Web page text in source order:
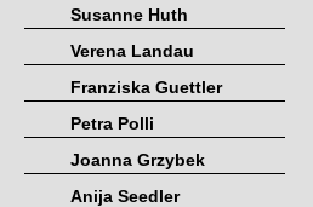
Susanne Huth
Verena Landau
Franziska Guettler
Petra Polli
Joanna Grzybek
Anija Seedler